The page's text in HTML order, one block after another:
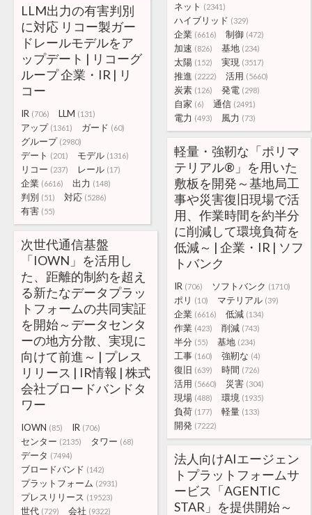
ネット (2341)
ハイブリッド (329)
企業 (6616) 制御 (472)
加速 (826) 基地 (234)
太陽 (152) 実現 (3517)
推進 (2222) 活用 (5660)
炭素 (126) 発電 (298)
自家 (6) 通信 (2491)
電力 (493) 風力 (73)
LLM出力の有害判別
に対応 リコー製ガー
ドレールモデルをア
ップデート | リコーグ
ループ 企業・IR | リ
コー
IR (706) LLM (131)
アップ (1361) ガード (60)
グループ (2980)
デート (201) モデル (1316)
リコー (237) レール (17)
企業 (6616) 出力 (148)
判別 (51) 対応 (5286)
有害 (55)
軽量・強靭な「ポリマ
テリアル®」を用いた
敷板を開発～基地局工
事や災害復旧現場で活
用、作業時間を約半分
に削減して環境負荷を
低減～ | 企業・IR | ソフ
トバンク
IR (706) ソフトバンク (1710)
ポリ (10) マテリアル (39)
企業 (6616) 低減 (134)
作業 (423) 削減 (743)
半分 (55) 基地 (234)
工事 (160) 強靭な (4)
復旧 (639) 時間 (726)
活用 (5660) 災害 (304)
現場 (488) 環境 (1935)
負荷 (177) 軽量 (133)
開発 (7222)
次世代通信基盤
「IOWN」を活用し
た、距離的制約を超え
る新たなデータプラッ
トフォームの共同実証
を開始～データセンタ
ーの地方分散、実現に
向けて前進～ | プレス
リリース | IR情報 | 株式
会社ブロードバンドタ
ワー
IOWN (85) IR (706)
センター (2135) タワー (68)
データ (7494)
ブロードバンド (142)
プラットフォーム (2931)
プレスリリース (19523)
世代 (729) 会社 (9322)
法人向けAIエージェン
トプラットフォームサ
ービス「AGENTIC
STAR」を提供開始～